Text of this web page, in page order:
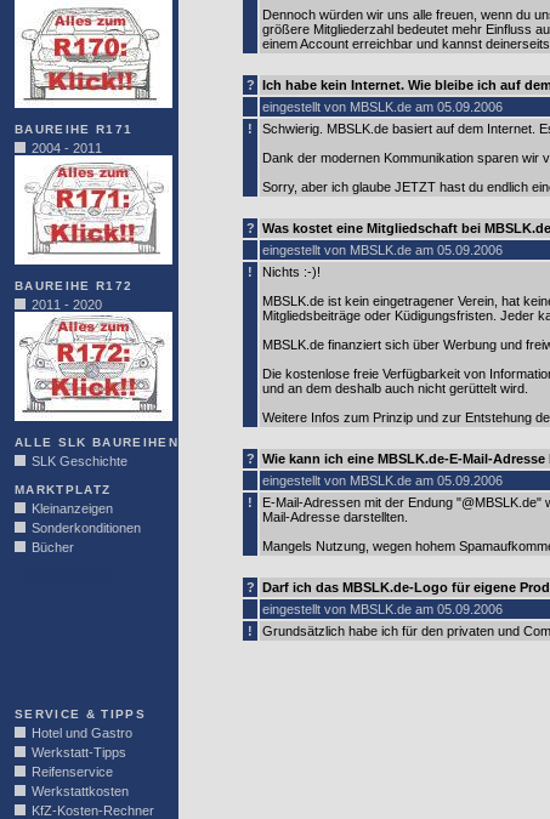
BAUREIHE R171
2004 - 2011
BAUREIHE R172
2011 - 2020
ALLE SLK BAUREIHEN
SLK Geschichte
MARKTPLATZ
Kleinanzeigen
Sonderkonditionen
Bücher
SERVICE & TIPPS
Hotel und Gastro
Werkstatt-Tipps
Reifenservice
Werkstattkosten
KfZ-Kosten-Rechner
Dennoch würden wir uns alle freuen, wenn du
größere Mitgliederzahl bedeutet mehr Einfluss
einem Account erreichbar und kannst
? Ich habe kein Internet. Wie bleibe ich auf
eingestellt von MBSLK.de am 05.09.2006
!
Schwierig. MBSLK.de basiert auf dem Internet.
Dank der modernen Kommunikation sparen wir
Sorry, aber ich glaube JETZT hast du endlich
? Was kostet eine Mitgliedschaft bei
eingestellt von MBSLK.de am 05.09.2006
!
Nichts :-)!
MBSLK.de ist kein eingetragener Verein, hat
Mitgliedsbeiträge oder Küdigungsfristen. Jeder
MBSLK.de finanziert sich über Werbung und
Die kostenlose freie Verfügbarkeit von
und an dem deshalb auch nicht gerüttelt wird.
Weitere Infos zum Prinzip und zur Entstehung
? Wie kann ich eine MBSLK.de-E-Mail-Adresse
eingestellt von MBSLK.de am 05.09.2006
!
E-Mail-Adressen mit der Endung
Mail-Adresse darstellten.
Mangels Nutzung, wegen hohem
? Darf ich das MBSLK.de-Logo für eigene
eingestellt von MBSLK.de am 05.09.2006
!
Grundsätzlich habe ich für den privaten und